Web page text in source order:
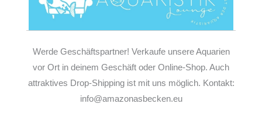
Werde Geschäftspartner! Verkaufe unsere Aquarien
vor Ort in deinem Geschäft oder Online-Shop. Auch
attraktives Drop-Shipping ist mit uns möglich. Kontakt:
info@amazonasbecken.eu